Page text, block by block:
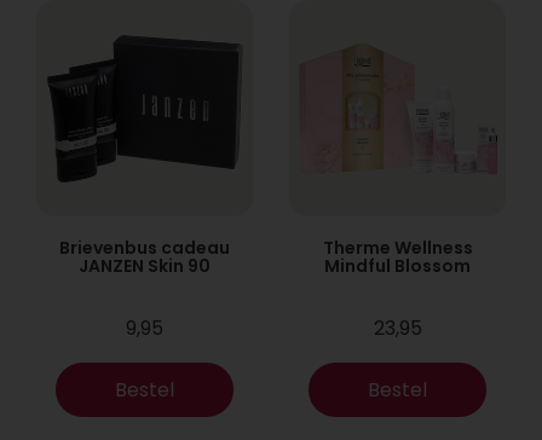
Brievenbus cadeau
JANZEN Skin 90
9,95
Bestel
Therme Wellness
Mindful Blossom
23,95
Bestel